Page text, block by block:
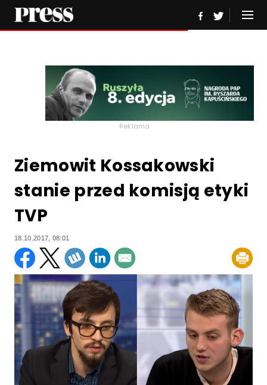
Reklama
Ziemowit Kossakowski
stanie przed komisją etyki
TVP
18.10.2017, 08:01